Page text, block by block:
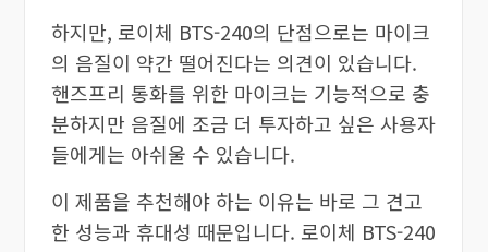
하지만, 로이체 BTS-240의 단점으로는 마이크
의 음질이 약간 떨어진다는 의견이 있습니다.
핸즈프리 통화를 위한 마이크는 기능적으로 충
분하지만 음질에 조금 더 투자하고 싶은 사용자
들에게는 아쉬울 수 있습니다.
이 제품을 추천해야 하는 이유는 바로 그 견고
한 성능과 휴대성 때문입니다. 로이체 BTS-240